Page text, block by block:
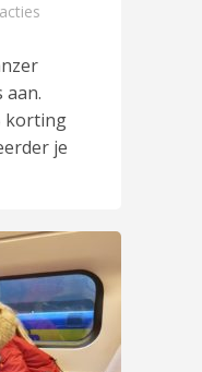
korting
je